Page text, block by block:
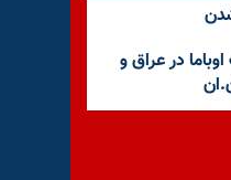
در عراق و